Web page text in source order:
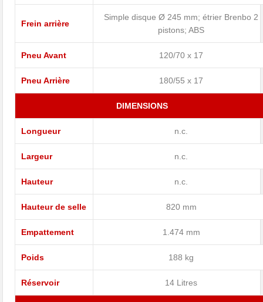
Frein arrière
Simple disque Ø 245 mm; étrier Brenbo 2
pistons; ABS
Pneu Avant 120/70 x 17
Pneu Arrière 180/55 x 17
DIMENSIONS
Longueur n.c.
Largeur n.c.
Hauteur n.c.
Hauteur de selle 820 mm
Empattement 1.474 mm
Poids 188 kg
Réservoir 14 Litres